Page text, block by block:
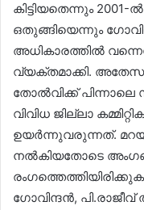
കിട്ടിയതെന്നും
ഒതുങ്ങിയെന്നും
അധികാരത്തിൽ
വ്യക്തമാക്കി.
തോൽവിക്ക്
വിവിധ ജില്ലാ
ഉയർന്നുവരുന്നത്.
നൽകിയതോടെ
ഗോവിന്ദൻ,